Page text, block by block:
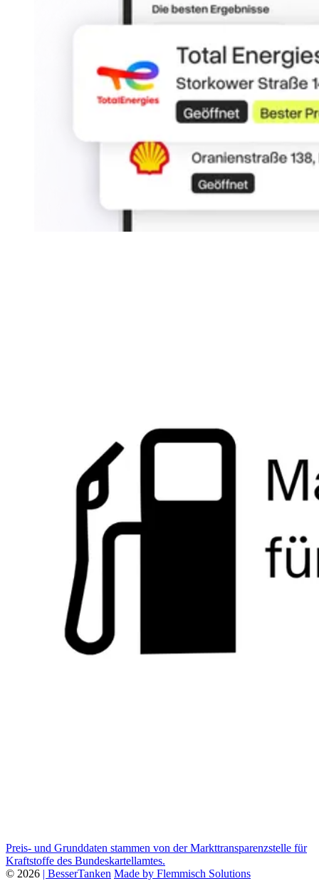
Preis- und Grunddaten stammen von der Markttransparenzstelle für
Kraftstoffe des Bundeskartellamtes.
© 2026 | BesserTanken Made by Flemmisch Solutions